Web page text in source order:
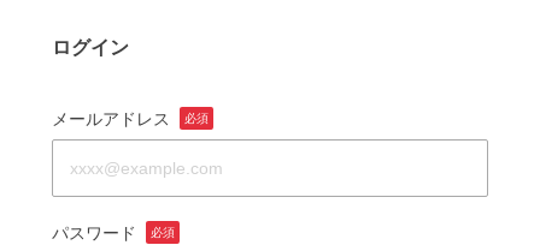
ログイン
メールアドレス 必須
パスワード 必須